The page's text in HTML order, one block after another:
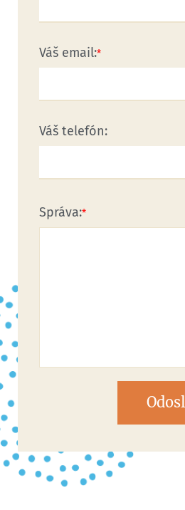
Váš email:
Váš telefón:
Správa: